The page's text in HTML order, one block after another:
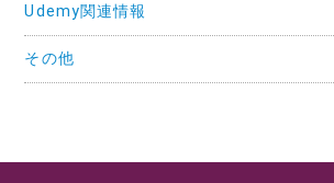
Udemy関連情報
その他